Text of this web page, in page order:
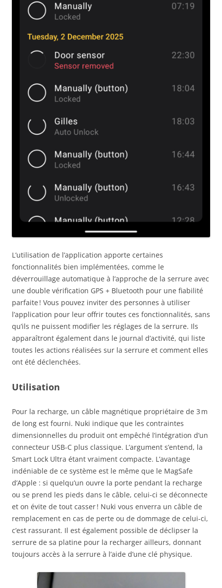
L’utilisation de l’application apporte certaines
fonctionnalités bien implémentées, comme le
déverrouillage automatique à l’approche de la serrure avec
une double vérification GPS + Bluetooth pour une fiabilité
parfaite ! Vous pouvez inviter des personnes à utiliser
l’application pour leur offrir toutes ces fonctionnalités, sans
qu’ils ne puissent modifier les réglages de la serrure. Ils
apparaîtront également dans le journal d’activité, qui liste
toutes les actions réalisées sur la serrure et comment elles
ont été déclenchées.
Utilisation
Pour la recharge, un câble magnétique propriétaire de 3 m
de long est fourni. Nuki indique que les contraintes
dimensionnelles du produit ont empêché l’intégration d’un
connecteur USB-C plus classique. L’argument s’entend, la
Smart Lock Ultra étant vraiment compacte. L’avantage
indéniable de ce système est le même que le MagSafe
d’Apple : si quelqu’un ouvre la porte pendant la recharge
ou se prend les pieds dans le câble, celui-ci se déconnecte
et on évite de tout casser ! Nuki vous enverra un câble de
remplacement en cas de perte ou de dommage de celui-ci,
c’est rassurant. Il est également possible de déclipser la
serrure de sa platine pour la recharger ailleurs, donnant
toujours accès à la serrure à l’aide d’une clé physique.